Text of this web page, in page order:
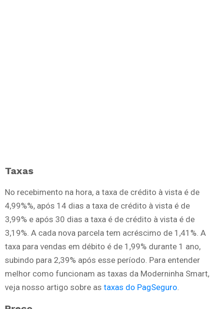
Taxas
No recebimento na hora, a taxa de crédito à vista é de
4,99%%, após 14 dias a taxa de crédito à vista é de
3,99% e após 30 dias a taxa é de crédito à vista é de
3,19%. A cada nova parcela tem acréscimo de 1,41%. A
taxa para vendas em débito é de 1,99% durante 1 ano,
subindo para 2,39% após esse período. Para entender
melhor como funcionam as taxas da Moderninha Smart,
veja nosso artigo sobre as taxas do PagSeguro.